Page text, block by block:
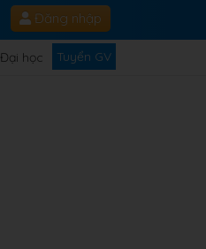
Đăng nhập
Đại học Tuyển GV